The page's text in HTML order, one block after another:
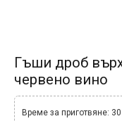
Гъши дроб
червено вино
Време за приготвяне: